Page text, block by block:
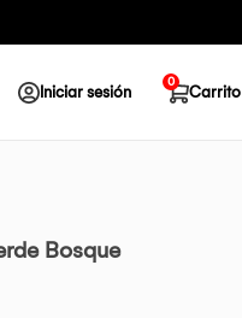
Iniciar sesión Carrito
0
Bosque